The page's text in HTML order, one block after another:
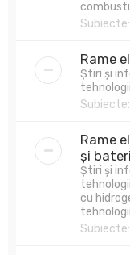
Subiecte:
Rame
Știri și
Subiecte:
Rame
și
Știri și
cu
tehnologii
Subiecte: